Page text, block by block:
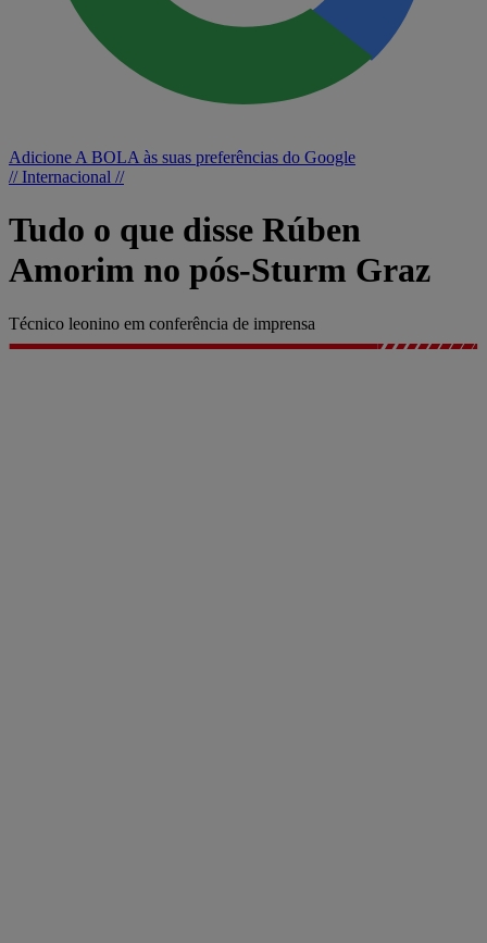
Adicione A BOLA às suas preferências do Google
// Internacional //
Tudo o que disse Rúben
Amorim no pós-Sturm Graz
Técnico leonino em conferência de imprensa